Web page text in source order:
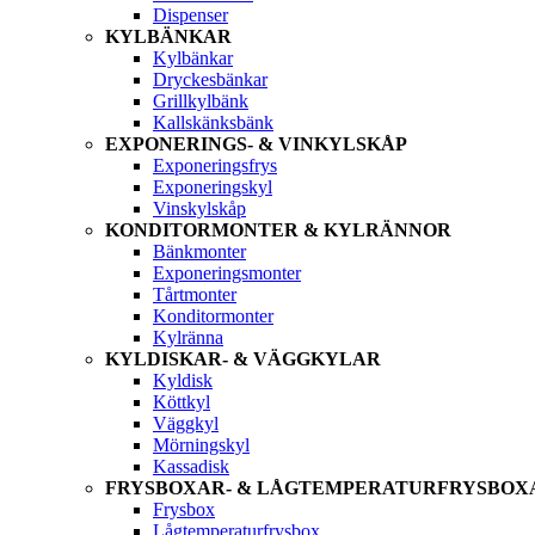
Dispenser
KYLBÄNKAR
Kylbänkar
Dryckesbänkar
Grillkylbänk
Kallskänksbänk
EXPONERINGS- & VINKYLSKÅP
Exponeringsfrys
Exponeringskyl
Vinskylskåp
KONDITORMONTER & KYLRÄNNOR
Bänkmonter
Exponeringsmonter
Tårtmonter
Konditormonter
Kylränna
KYLDISKAR- & VÄGGKYLAR
Kyldisk
Köttkyl
Väggkyl
Mörningskyl
Kassadisk
FRYSBOXAR- &
Frysbox
Lågtemperaturfrysbox